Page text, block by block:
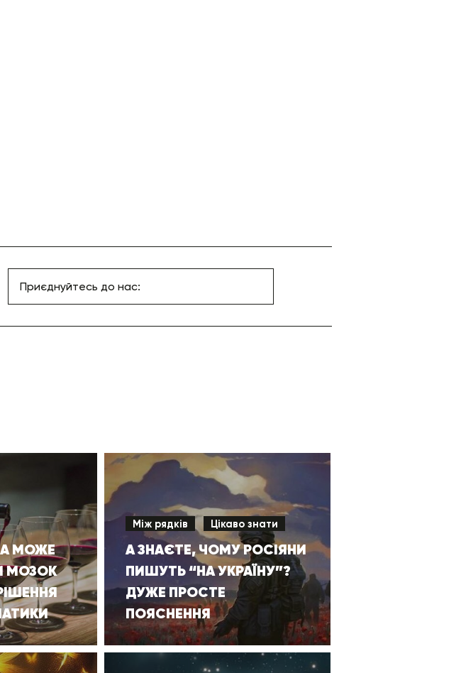
Приєднуйтесь до нас:
МОЖЕ
МОЗОК
Між рядків Цікаво знати
А ЗНАЄТЕ, ЧОМУ РОСІЯНИ
ПИШУТЬ “НА УКРАЇНУ”?
ДУЖЕ ПРОСТЕ
ПОЯСНЕННЯ